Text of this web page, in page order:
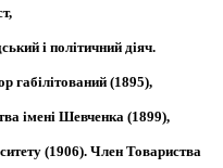
і політичний діяч.
габілітований (1895),
імені Шевченка (1899),
(1906). Член Товариства